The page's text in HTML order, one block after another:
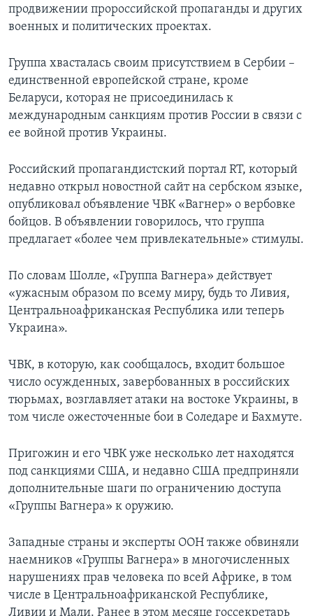
продвижении пророссийской пропаганды и других
военных и политических проектах.
Группа хвасталась своим присутствием в Сербии –
единственной европейской стране, кроме
Беларуси, которая не присоединилась к
международным санкциям против России в связи с
ее войной против Украины.
Российский пропагандистский портал RT, который
недавно открыл новостной сайт на сербском языке,
опубликовал объявление ЧВК «Вагнер» о вербовке
бойцов. В объявлении говорилось, что группа
предлагает «более чем привлекательные» стимулы.
По словам Шолле, «Группа Вагнера» действует
«ужасным образом по всему миру, будь то Ливия,
Центральноафриканская Республика или теперь
Украина».
ЧВК, в которую, как сообщалось, входит большое
число осужденных, завербованных в российских
тюрьмах, возглавляет атаки на востоке Украины, в
том числе ожесточенные бои в Соледаре и Бахмуте.
Пригожин и его ЧВК уже несколько лет находятся
под санкциями США, и недавно США предприняли
дополнительные шаги по ограничению доступа
«Группы Вагнера» к оружию.
Западные страны и эксперты ООН также обвиняли
наемников «Группы Вагнера» в многочисленных
нарушениях прав человека по всей Африке, в том
числе в Центральноафриканской Республике,
Ливии и Мали. Ранее в этом месяце госсекретарь